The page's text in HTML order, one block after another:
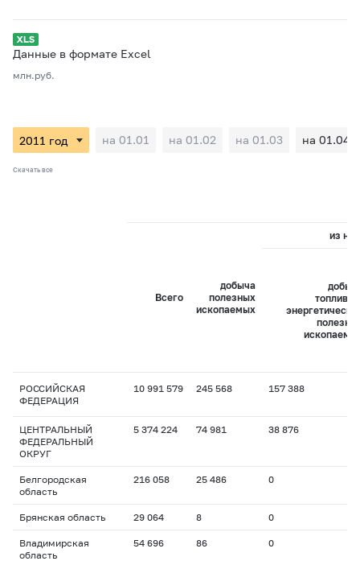
Данные в формате Excel
млн.руб.
на 01.01 на 01.02 на 01.03 на 01.04
Скачать все
Всего
добыча
полезных
ископаемых
из
РОССИЙСКАЯ
ФЕДЕРАЦИЯ
10 991 579 245 568 157 388
ЦЕНТРАЛЬНЫЙ
ФЕДЕРАЛЬНЫЙ
ОКРУГ
5 374 224 74 981 38 876
Белгородская
область
216 058 25 486 0
Брянская область 29 064 8 0
Владимирская
область
54 696 86 0